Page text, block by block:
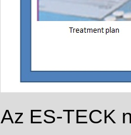
Az ES-TECK